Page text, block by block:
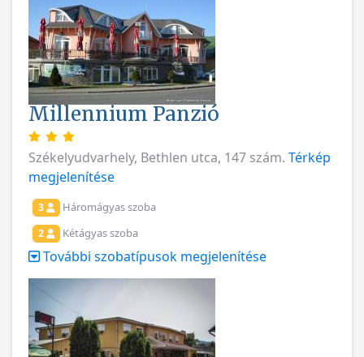
Millennium Panzió
Székelyudvarhely, Bethlen utca, 147 szám. Térkép
megjelenítése
3 Háromágyas szoba
2 Kétágyas szoba
További szobatípusok megjelenítése